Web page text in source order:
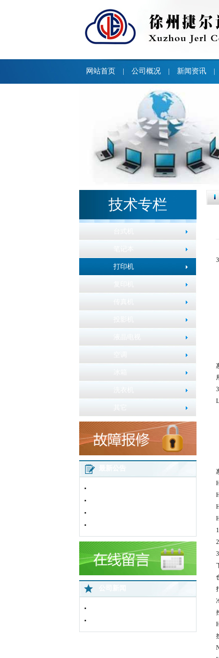
网站首页 公司概况 新闻资讯
技术专栏
打印机
1
2
3